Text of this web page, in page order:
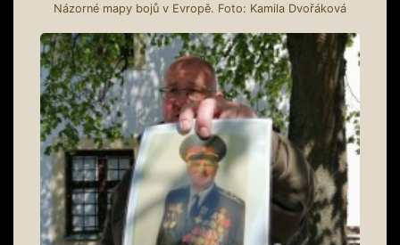
Názorné mapy bojů v Evropě. Foto: Kamila Dvořáková